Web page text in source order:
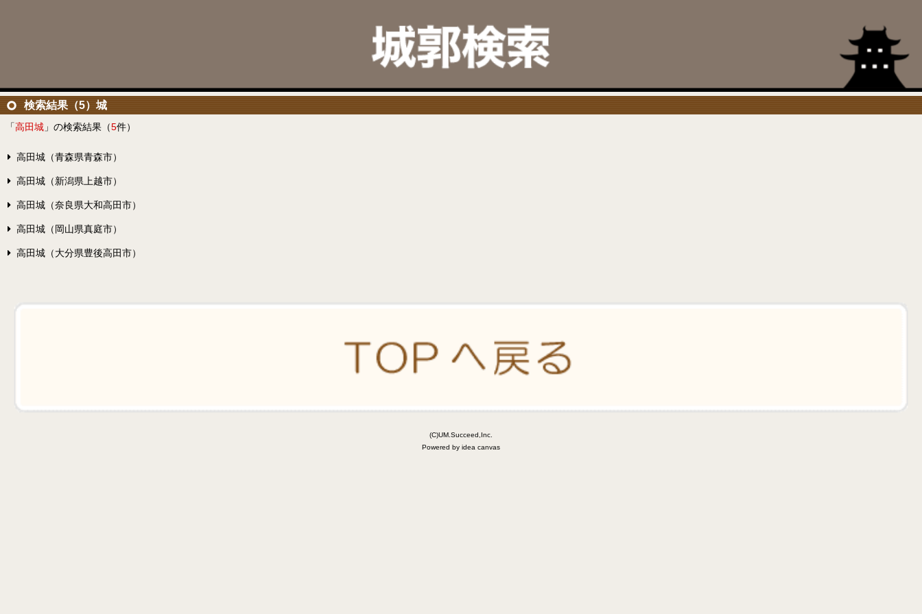
検索結果（5）城
「高田城 」の検索結果（5件）
高田城（青森県青森市）
高田城（新潟県上越市）
高田城（奈良県大和高田市）
高田城（岡山県真庭市）
高田城（大分県豊後高田市）
(C)UM.Succeed,Inc.
Powered by idea canvas